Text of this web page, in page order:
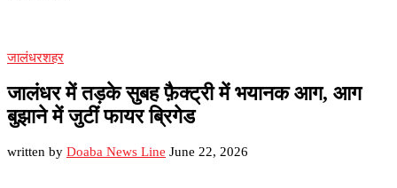
जालंधरशहर
जालंधर में तड़के सुबह फ़ैक्ट्री में भयानक आग, आग
बुझाने में जुटीं फायर ब्रिगेड
written by Doaba News Line June 22, 2026